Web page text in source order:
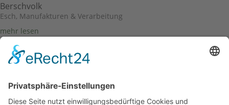
Berschvolk
Esch, Manufakturen & Verarbeitung
mehr lesen